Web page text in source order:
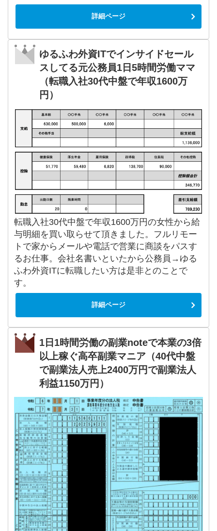
詳細ページ
ゆるふわ外資ITでインサイドセール
スしてる元公務員1日5時間労働ママ
（転職入社30代中盤で年収1600万
円）
転職入社30代中盤で年収1600万円の女性から給
与明細を買い取らせて頂きました。フルリモー
トで家からメールや電話で営業に商談をパスす
るお仕事。会社名書いといたから公務員→ゆる
ふわ外資ITに転職したい方は是非とのことで
す。
詳細ページ
1日1時間労働の副業noteで本業の3倍
以上稼ぐ高卒副業マニア（40代中盤
で副業法人売上2400万円で副業法人
利益1150万円）